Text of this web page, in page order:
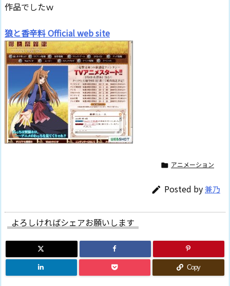
作品でしたｗ
狼と香辛料 Official web site
 アニメーション
 Posted by兼乃
よろしければシェアお願いします
Copy